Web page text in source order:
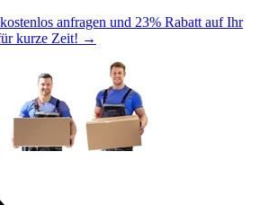
kostenlos anfragen und 23% Rabatt auf Ihr
kurze Zeit! →